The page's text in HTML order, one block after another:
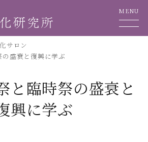
MENU
サロン
盛衰と復興に学ぶ
と臨時祭の盛衰と
興に学ぶ